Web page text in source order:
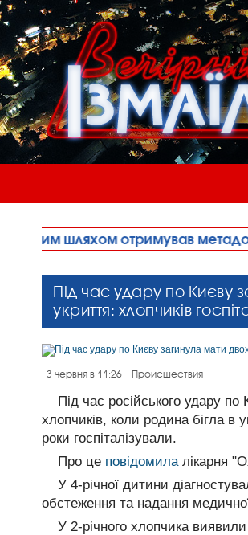
отримував метадон у двох
Під час удару по Києву
укриття: хлопчиків
3 червня в 11:26 Происшествия
Під час російського удару
хлопчиків, коли родина бігла в
роки госпіталізували.
Про це повідомилалікарня
У 4-річної дитини
обстеження та надання
У 2-річного хлопчика